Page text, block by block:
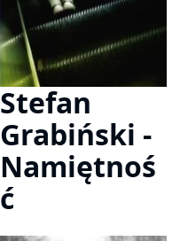
Stefan
Grabiński -
Namiętnoś
ć